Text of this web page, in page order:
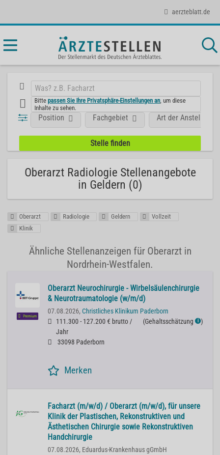
aerzteblatt.de
Bittepassen Sie Ihre Privatsphäre-Einstellungen an , um diese
Inhalte zu sehen.
Position Fachgebiet Art der Anstellung
Oberarzt Radiologie Stellenangebote
in Geldern (0)
Oberarzt Radiologie Geldern
Vollzeit
Klinik
Ähnliche Stellenanzeigen für Oberarzt in
Nordrhein-Westfalen.
Premium
Oberarzt Neurochirurgie - Wirbelsäulenchirurgie
& Neurotraumatologie (w/m/d)
07.08.2026, Christliches Klinikum Paderborn
111.300 - 127.200 € brutto /
Jahr
(Gehaltsschätzung ℹ )
33098 Paderborn
Merken
Facharzt (m/w/d) / Oberarzt (m/w/d), für unsere
Klinik der Plastischen, Rekonstruktiven und
Ästhetischen Chirurgie sowie Rekonstruktiven
Handchirurgie
07.08.2026, Eduardus-Krankenhaus gGmbH